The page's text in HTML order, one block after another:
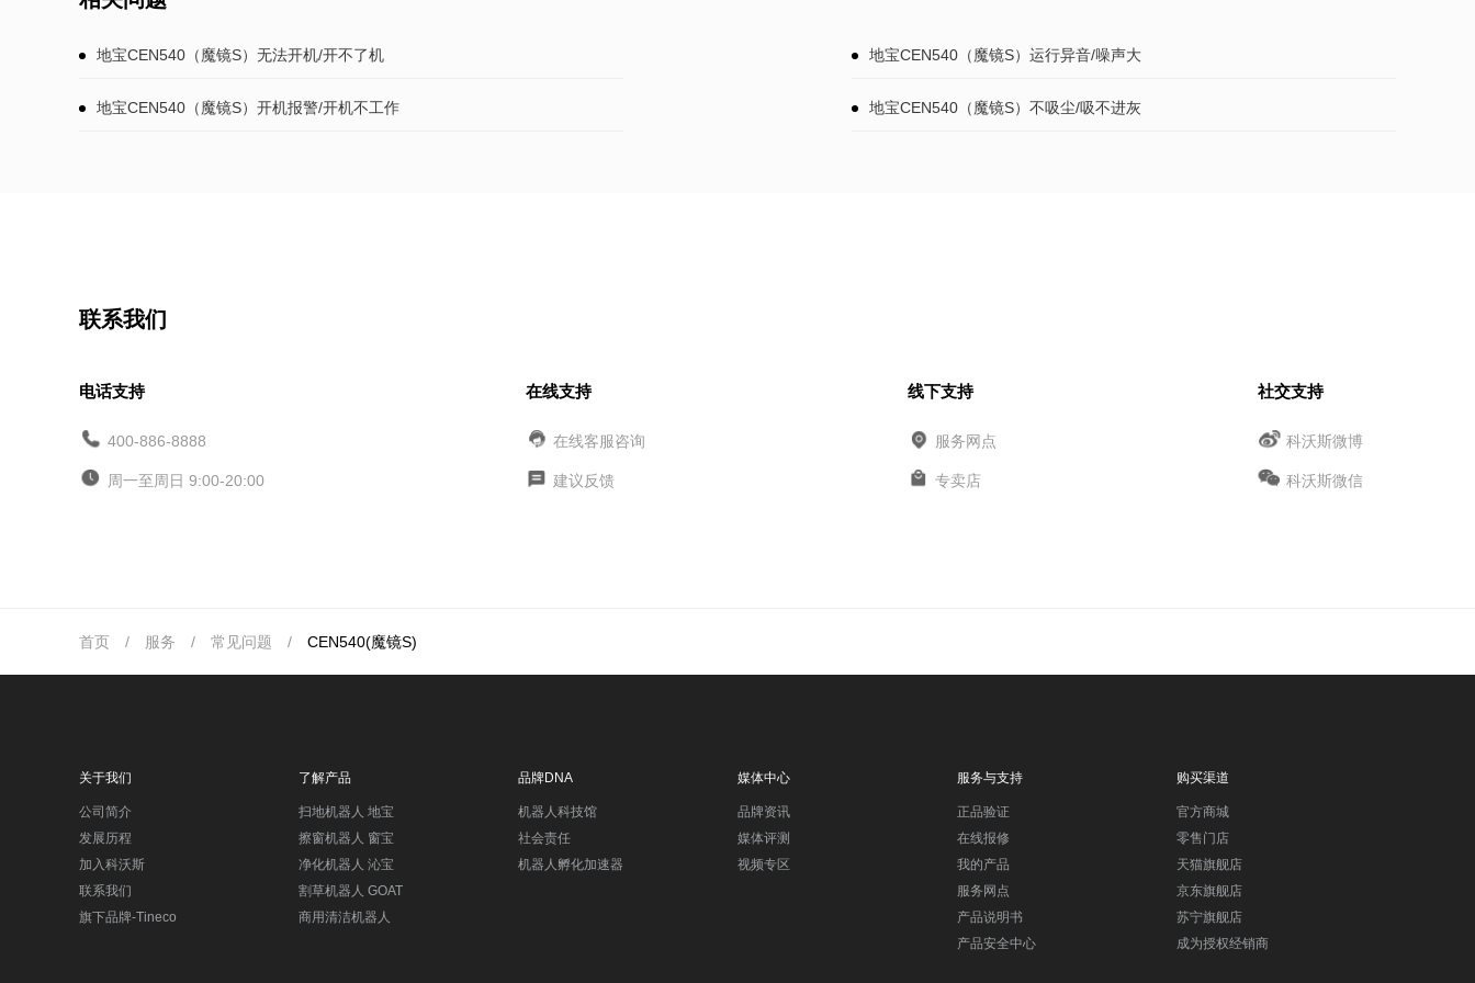
地宝CEN540（魔镜S）无法开机/开不了机 地宝CEN540（魔镜S）运行异音/噪声大
地宝CEN540（魔镜S）开机报警/开机不工作 地宝CEN540（魔镜S）不吸尘/吸不进灰
联系我们
电话支持
400-886-8888
周一至周日 9:00-20:00
在线支持
在线客服咨询
建议反馈
线下支持
服务网点
专卖店
社交支持
科沃斯微博
科沃斯微信
首页 / 服务 / 常见问题 / CEN540(魔镜S)
关于我们
公司简介
发展历程
加入科沃斯
联系我们
旗下品牌-Tineco
了解产品
扫地机器人 地宝
擦窗机器人 窗宝
净化机器人 沁宝
割草机器人 GOAT
商用清洁机器人
品牌DNA
机器人科技馆
社会责任
机器人孵化加速器
媒体中心
品牌资讯
媒体评测
视频专区
服务与支持
正品验证
在线报修
我的产品
服务网点
产品说明书
产品安全中心
购买渠道
官方商城
零售门店
天猫旗舰店
京东旗舰店
苏宁旗舰店
成为授权经销商